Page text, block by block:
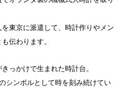
東京に派遣して、時計作りやメン
伝わります。
っかけで生まれた時計台。
シンボルとして時を刻み続けてい